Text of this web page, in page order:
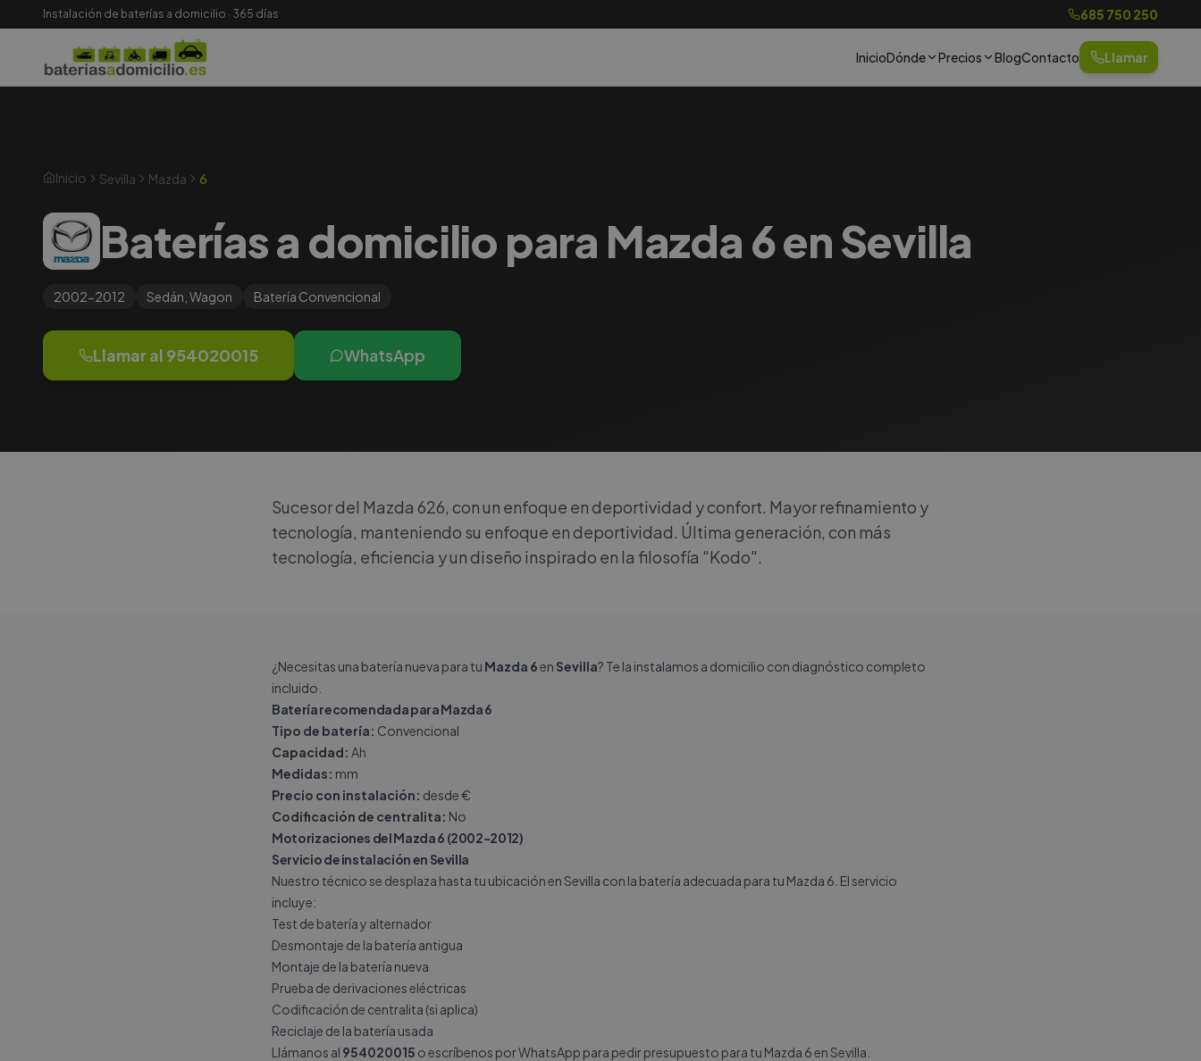
Instalación de baterías a domicilio · 365 días 685 750 250
InicioDónde Precios BlogContacto Llamar
Inicio Sevilla Mazda 6
Baterías a domicilio para Mazda 6 en Sevilla
2002-2012 Sedán, Wagon Batería Convencional
Llamar al 954020015 WhatsApp
Sucesor del Mazda 626, con un enfoque en deportividad y confort. Mayor refinamiento y
tecnología, manteniendo su enfoque en deportividad. Última generación, con más
tecnología, eficiencia y un diseño inspirado en la filosofía "Kodo".
¿Necesitas una batería nueva para tu Mazda 6en Sevilla? Te la instalamos a domicilio con diagnóstico completo
incluido.
Batería recomendada para Mazda 6
Tipo de batería: Convencional
Capacidad: Ah
Medidas: mm
Precio con instalación: desde €
Codificación de centralita: No
Motorizaciones del Mazda 6 (2002-2012)
Servicio de instalación en Sevilla
Nuestro técnico se desplaza hasta tu ubicación en Sevilla con la batería adecuada para tu Mazda 6. El servicio
incluye:
Test de batería y alternador
Desmontaje de la batería antigua
Montaje de la batería nueva
Prueba de derivaciones eléctricas
Codificación de centralita (si aplica)
Reciclaje de la batería usada
Llámanos al 954020015 o escríbenos porWhatsApp para pedir presupuesto para tu Mazda 6 en Sevilla.